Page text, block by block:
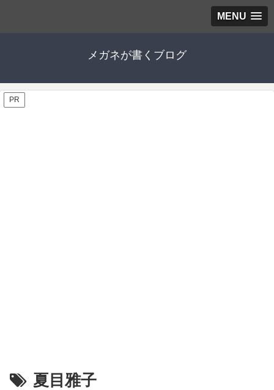
MENU
メガネが書くブログ
PR
夏目雅子